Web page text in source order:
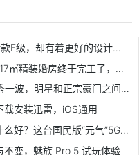
，却有着更好的设计、动力与技术革新
装婚房终于完工了，一家人开心入住
，明星和正宗豪门之间的差距在哪？
载安装迅雷，iOS通用
？这台国民版“元气”5G手机了解一下
不变，魅族 Pro 5 试玩体验